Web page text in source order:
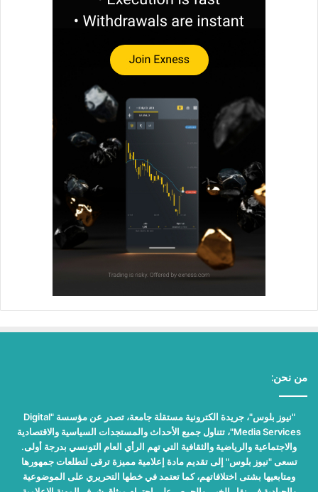
من نحن:
"نيوز بلوس"، جريدة الكترونية مستقلة جامعة، تصدر عن مؤسسة "Digital
Media Services"، تتناول جميع الأحداث والمستجدات السياسية والاقتصادية
والاجتماعية والرياضية والثقافية التي تهم الرأي العام التونسي بدرجة أولى.
تسعى "نيوز بلوس" إلى تقديم مادة إعلامية مميزة ترقى لتطلعات جمهورها
ومتابعيها بشتى اختلافاتهم، كما تعتمد في خطها التحريري على الموضوعية